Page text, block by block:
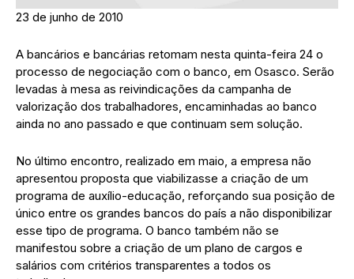
23 de junho de 2010
A bancários e bancárias retomam nesta quinta-feira 24 o
processo de negociação com o banco, em Osasco. Serão
levadas à mesa as reivindicações da campanha de
valorização dos trabalhadores, encaminhadas ao banco
ainda no ano passado e que continuam sem solução.
No último encontro, realizado em maio, a empresa não
apresentou proposta que viabilizasse a criação de um
programa de auxílio-educação, reforçando sua posição de
único entre os grandes bancos do país a não disponibilizar
esse tipo de programa. O banco também não se
manifestou sobre a criação de um plano de cargos e
salários com critérios transparentes a todos os